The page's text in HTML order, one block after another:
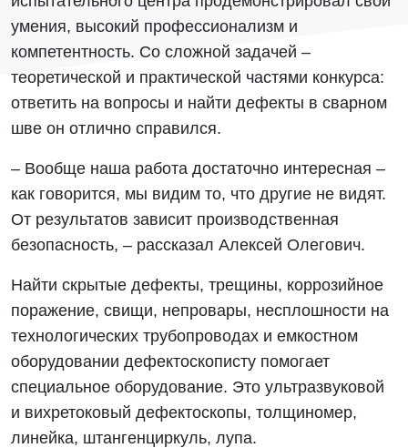
умения, высокий профессионализм и
компетентность. Со сложной задачей –
теоретической и практической частями конкурса:
ответить на вопросы и найти дефекты в сварном
шве он отлично справился.
– Вообще наша работа достаточно интересная –
как говорится, мы видим то, что другие не видят.
От результатов зависит производственная
безопасность, – рассказал Алексей Олегович.
Найти скрытые дефекты, трещины, коррозийное
поражение, свищи, непровары, несплошности на
технологических трубопроводах и емкостном
оборудовании дефектоскописту помогает
специальное оборудование. Это ультразвуковой
и вихретоковый дефектоскопы, толщиномер,
линейка, штангенциркуль, лупа.